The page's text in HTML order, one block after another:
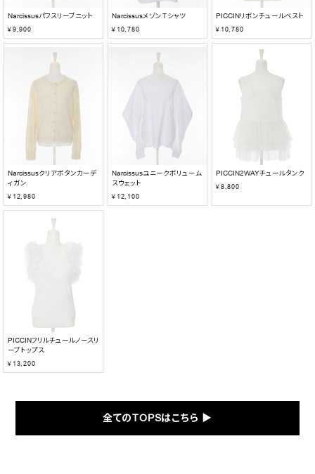
Narcissusパフスリーブニット
￥9,900
NarcissusメゾンＴシャツ
￥10,780
PICCINリボンチュールベスト
￥10,780
Narcissusクリアボタンカーデ
ィガン
￥12,980
Narcissusユニークボリューム
スウェット
￥12,100
PICCIN2WAYチュールタンク
￥8,800
PICCINフリルチュールノースリ
ーブトップス
￥13,200
全てのTOPSはこちら ▶︎